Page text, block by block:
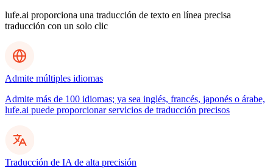
lufe.ai proporciona una traducción de texto en línea precisa
traducción con un solo clic
Admite múltiples idiomas
Admite más de 100 idiomas; ya sea inglés, francés, japonés o árabe,
lufe.ai puede proporcionar servicios de traducción precisos
Traducción de IA de alta precisión